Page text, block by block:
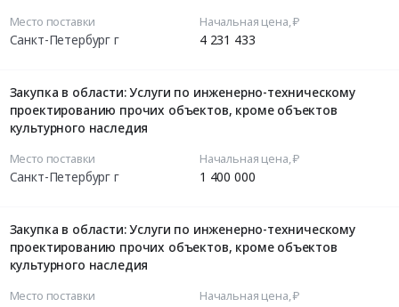
Место поставки
Санкт-Петербург г
Начальная цена, ₽
4 231 433
Закупка в области: Услуги по инженерно-техническому
проектированию прочих объектов, кроме объектов
культурного наследия
Место поставки
Санкт-Петербург г
Начальная цена, ₽
1 400 000
Закупка в области: Услуги по инженерно-техническому
проектированию прочих объектов, кроме объектов
культурного наследия
Место поставки Начальная цена, ₽